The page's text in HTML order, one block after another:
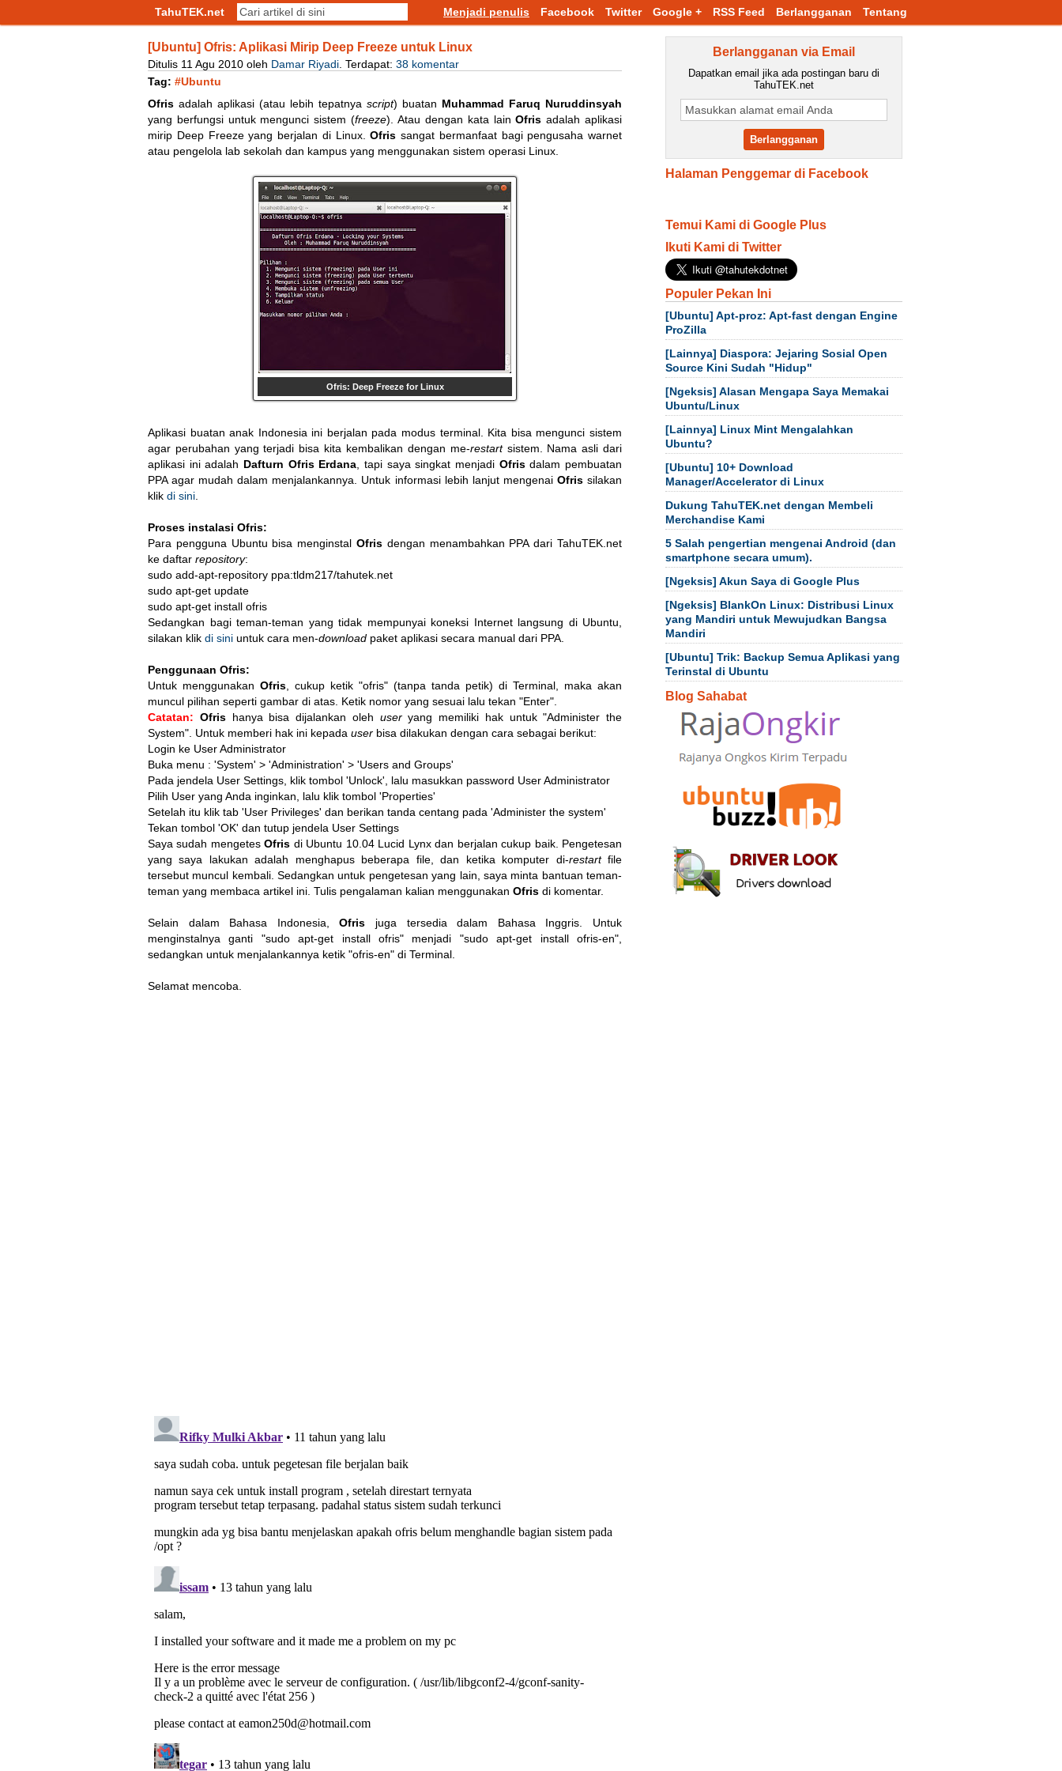
TahuTEK.net Menjadi penulis Facebook Twitter Google + RSS Feed Berlangganan Tentang
[Ubuntu] Ofris: Aplikasi Mirip Deep Freeze untuk Linux
Ditulis 11 Agu 2010 oleh Damar Riyadi Terdapat: 38 komentar
Tag: #Ubuntu
Ofris adalah aplikasi (atau lebih tepatnya script) buatan Muhammad Faruq Nuruddinsyah
yang berfungsi untuk mengunci sistem (freeze). Atau dengan kata lainOfris adalah aplikasi
mirip Deep Freeze yang berjalan di Linux.Ofris sangat bermanfaat bagi pengusaha warnet
atau pengelola lab sekolah dan kampus yang menggunakan sistem operasi Linux.
Ofris: Deep Freeze for Linux
Aplikasi buatan anak Indonesia ini berjalan pada modus terminal. Kita bisa mengunci sistem
agar perubahan yang terjadi bisa kita kembalikan dengan me-restartsistem. Nama asli dari
aplikasi ini adalah Dafturn Ofris Erdana , tapi saya singkat menjadi Ofrisdalam pembuatan
PPA agar mudah dalam menjalankannya. Untuk informasi lebih lanjut mengenai Ofrissilakan
klik di sini
Proses instalasi Ofris:
Para pengguna Ubuntu bisa menginstal Ofris dengan menambahkan PPA dari TahuTEK.net
ke daftar repository:
sudo add-apt-repository ppa:tldm217/tahutek.net
sudo apt-get update
sudo apt-get install ofris
Sedangkan bagi teman-teman yang tidak mempunyai koneksi Internet langsung di Ubuntu,
silakan klik di sini untuk cara men-download paket aplikasi secara manual dari PPA.
Penggunaan Ofris:
Untuk menggunakan Ofris , cukup ketik "ofris" (tanpa tanda petik) di Terminal, maka akan
muncul pilihan seperti gambar di atas. Ketik nomor yang sesuai lalu tekan "Enter".
Catatan: Ofrishanya bisa dijalankan oleh useryang memiliki hak untuk "Administer the
System". Untuk memberi hak ini kepada user bisa dilakukan dengan cara sebagai berikut:
Login ke User Administrator
Buka menu : 'System' > 'Administration' > 'Users and Groups'
Pada jendela User Settings, klik tombol 'Unlock', lalu masukkan password User Administrator
Pilih User yang Anda inginkan, lalu klik tombol 'Properties'
Setelah itu klik tab 'User Privileges' dan berikan tanda centang pada 'Administer the system'
Tekan tombol 'OK' dan tutup jendela User Settings
Saya sudah mengetesOfris di Ubuntu 10.04 Lucid Lynx dan berjalan cukup baik. Pengetesan
yang saya lakukan adalah menghapus beberapa file, dan ketika komputer di-restartfile
tersebut muncul kembali. Sedangkan untuk pengetesan yang lain, saya minta bantuan teman-
teman yang membaca artikel ini. Tulis pengalaman kalian menggunakan Ofris di komentar.
Selain dalam Bahasa Indonesia,Ofris juga tersedia dalam Bahasa Inggris. Untuk
menginstalnya ganti "sudo apt-get install ofris" menjadi "sudo apt-get install ofris-en",
sedangkan untuk menjalankannya ketik "ofris-en" di Terminal.
Selamat mencoba.
Berlangganan via Email
Dapatkan email jika ada postingan baru di
TahuTEK.net
Halaman Penggemar di Facebook
Temui Kami di Google Plus
Ikuti Kami di Twitter
Populer Pekan Ini
[Ubuntu] Apt-proz: Apt-fast dengan Engine
ProZilla
[Lainnya] Diaspora: Jejaring Sosial Open
Source Kini Sudah "Hidup"
[Ngeksis] Alasan Mengapa Saya Memakai
Ubuntu/Linux
[Lainnya] Linux Mint Mengalahkan
Ubuntu?
[Ubuntu] 10+ Download
Manager/Accelerator di Linux
Dukung TahuTEK.net dengan Membeli
Merchandise Kami
5 Salah pengertian mengenai Android (dan
smartphone secara umum).
[Ngeksis] Akun Saya di Google Plus
[Ngeksis] BlankOn Linux: Distribusi Linux
yang Mandiri untuk Mewujudkan Bangsa
Mandiri
[Ubuntu] Trik: Backup Semua Aplikasi yang
Terinstal di Ubuntu
Blog Sahabat